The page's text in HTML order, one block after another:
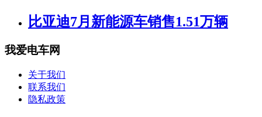
比亚迪7月新能源车销售1.51万辆
我爱电车网
关于我们
联系我们
隐私政策